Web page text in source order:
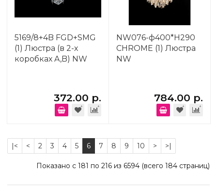
5169/8+4B FGD+SMG
(1) Люстра (в 2-х
коробках A,B) NW
372.00 р.
NW076-ф400*H290
CHROME (1) Люстра
NW
784.00 р.
|< < 2 3 4 5 6 7 8 9 10 > >|
Показано с 181 по 216 из 6594 (всего 184 страниц)